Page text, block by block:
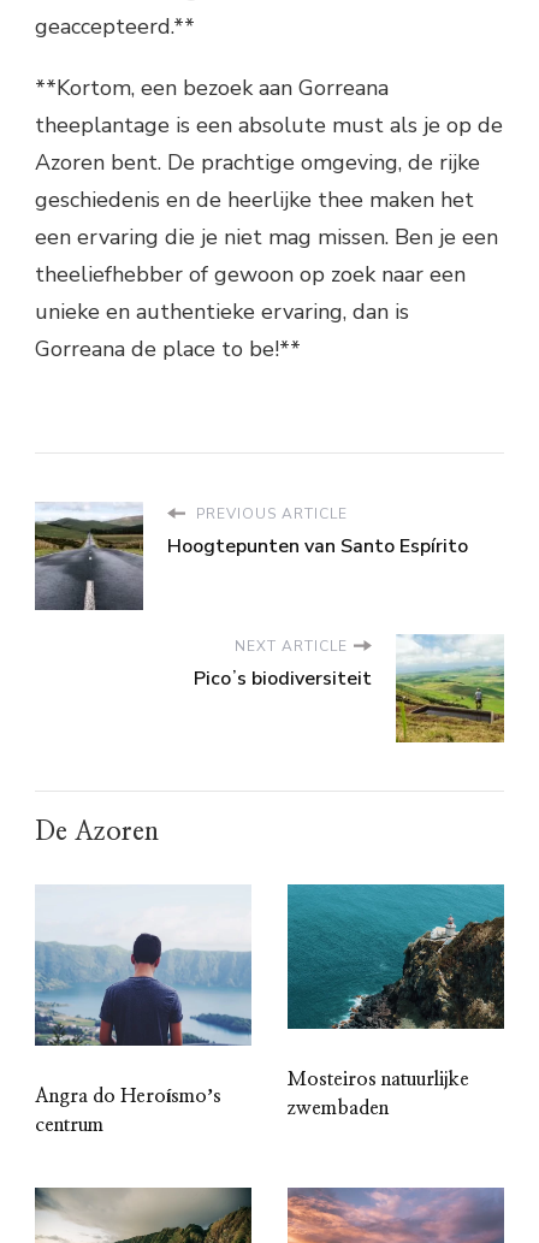
geaccepteerd.**
**Kortom, een bezoek aan Gorreana
theeplantage is een absolute must als je op de
Azoren bent. De prachtige omgeving, de rijke
geschiedenis en de heerlijke thee maken het
een ervaring die je niet mag missen. Ben je een
theeliefhebber of gewoon op zoek naar een
unieke en authentieke ervaring, dan is
Gorreana de place to be!**
PREVIOUS ARTICLE
Hoogtepunten van Santo Espírito
NEXT ARTICLE
Picoʼs biodiversiteit
De Azoren
Angra do Heroísmoʼs
centrum
Mosteiros natuurlijke
zwembaden